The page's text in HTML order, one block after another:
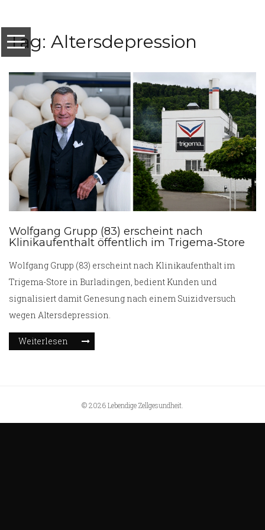
Tag: Altersdepression
Wolfgang Grupp (83) erscheint nach
Klinikaufenthalt öffentlich im Trigema‑Store
Wolfgang Grupp (83) erscheint nach Klinikaufenthalt im
Trigema-Store in Burladingen, bedient Kunden und
signalisiert damit Genesung nach einem Suizidversuch
wegen Altersdepression.
Weiterlesen
© 2026 Lebendige Zellgesundheit.